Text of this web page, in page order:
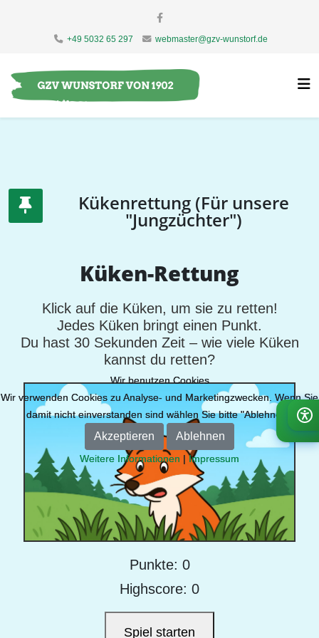
+49 5032 65 297 webmaster@gzv-wunstorf.de
Kükenrettung (Für unsere
"Jungzüchter")
Küken-Rettung
Klick auf die Küken, um sie zu retten!
Jedes Küken bringt einen Punkt.
Du hast 30 Sekunden Zeit – wie viele Küken
kannst du retten?
Punkte: 0
Highscore: 0
Spiel starten
Wir benutzen Cookies
Wir verwenden Cookies zu Analyse- und Marketingzwecken. Wenn Sie
damit nicht einverstanden sind wählen Sie bitte "Ablehnen".
Akzeptieren Ablehnen
Weitere Informationen |Impressum
Wir benutzen Cookies
Wir verwenden Cookies zu Analyse- und Marketingzwecken. Wenn Sie
damit nicht einverstanden sind wählen Sie bitte "Ablehnen".
Akzeptieren Ablehnen
Weitere Informationen |Impressum